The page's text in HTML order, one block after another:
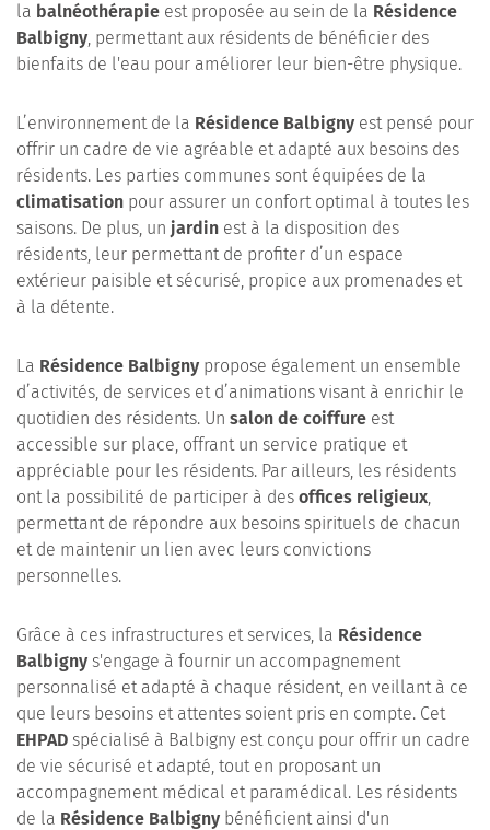
la balnéothérapie est proposée au sein de la Résidence
Balbigny, permettant aux résidents de bénéficier des
bienfaits de l'eau pour améliorer leur bien-être physique.
L’environnement de la Résidence Balbigny est pensé pour
offrir un cadre de vie agréable et adapté aux besoins des
résidents. Les parties communes sont équipées de la
climatisation pour assurer un confort optimal à toutes les
saisons. De plus, un jardin est à la disposition des
résidents, leur permettant de profiter d’un espace
extérieur paisible et sécurisé, propice aux promenades et
à la détente.
La Résidence Balbigny propose également un ensemble
d’activités, de services et d’animations visant à enrichir le
quotidien des résidents. Un salon de coiffure est
accessible sur place, offrant un service pratique et
appréciable pour les résidents. Par ailleurs, les résidents
ont la possibilité de participer à des offices religieux,
permettant de répondre aux besoins spirituels de chacun
et de maintenir un lien avec leurs convictions
personnelles.
Grâce à ces infrastructures et services, la Résidence
Balbigny s'engage à fournir un accompagnement
personnalisé et adapté à chaque résident, en veillant à ce
que leurs besoins et attentes soient pris en compte. Cet
EHPAD spécialisé à Balbigny est conçu pour offrir un cadre
de vie sécurisé et adapté, tout en proposant un
accompagnement médical et paramédical. Les résidents
de la Résidence Balbigny bénéficient ainsi d'un